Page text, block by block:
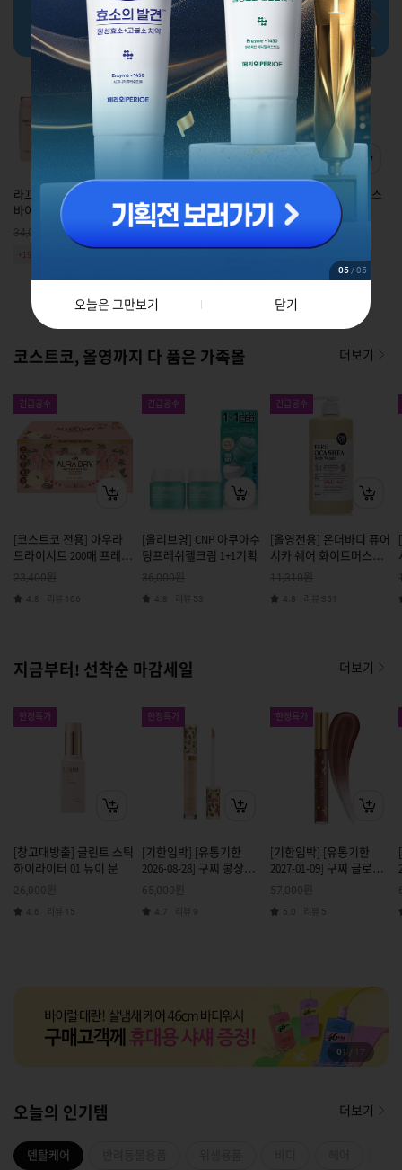
05/05
오늘은 그만보기 닫기
라끄베르 콜라겐 플러스
바이탈 2종기획
34,000
+15%쿠폰
바이탈 스킨 220ml
라끄베르 콜라겐플러스
바이탈 크림 60ml
코스트코, 올영까지 다 품은 가족몰 더보기
긴급공수
[코스트코 전용] 아우라
드라이시트 200매 프레쉬
플로럴
23,400원
4.8
긴급공수
[올리브영] CNP 아쿠아수
딩프레쉬젤크림 1+1기획
36,000원
4.8 53
긴급공수
[올영전용] 온더바디 퓨어
시카 쉐어 화이트머스크
바디워시1000ml
11,310원
4.8 351
지금부터! 선착순 마감세일 더보기
한정특가
[창고대방출] 글린트 스틱
하이라이터 01 듀이 문
26,000원
4.6 15
한정특가
[기한임박] [유통기한
2026-08-28] 구찌 콩상트
레 컨실러 (4color) [쿠폰
65,000원
4.7
한정특가
[기한임박] [유통기한
2027-01-09] 구찌 글로스
아 레브르 118 수잔브라운
57,000원
5.0 5
01
오늘의 인기템 더보기
덴탈케어